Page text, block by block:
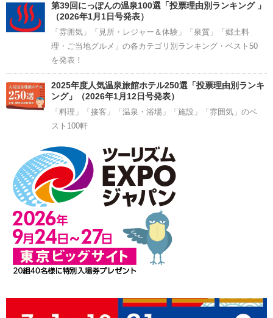
第39回にっぽんの温泉100選「投票理由別ランキング 」
（2026年1月1日号発表）
「雰囲気」「見所・レジャー＆体験」「泉質」「郷土料
理・ご当地グルメ」の各カテゴリ別ランキング・ベスト50
を発表！
2025年度人気温泉旅館ホテル250選「投票理由別ランキ
ング」（2026年1月12日号発表）
「料理」「接客」「温泉・浴場」「施設」「雰囲気」のベ
スト100軒